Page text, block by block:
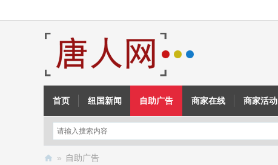
首页 纽国新闻 自助广告 商家在线 商家活动
» 自助广告